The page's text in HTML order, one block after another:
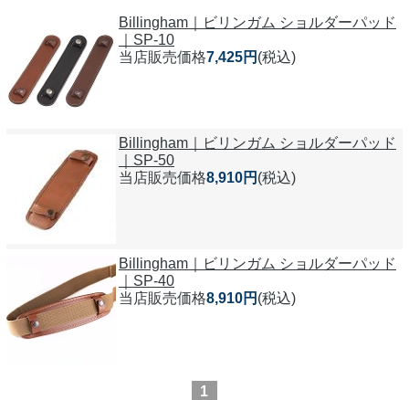
Billingham｜ビリンガム ショルダーパッド
｜SP-10
当店販売価格7,425円 (税込)
Billingham｜ビリンガム ショルダーパッド
｜SP-50
当店販売価格8,910円 (税込)
Billingham｜ビリンガム ショルダーパッド
｜SP-40
当店販売価格8,910円 (税込)
1